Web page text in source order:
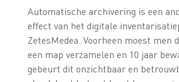
Automatische archivering is een
effect van het digitale
ZetesMedea. Voorheen moest men
een map verzamelen en 10 jaar
gebeurt dit onzichtbaar en